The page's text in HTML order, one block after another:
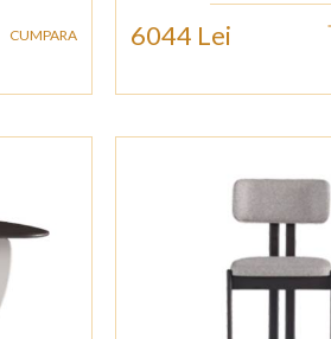
CUMPARA 6044 Lei